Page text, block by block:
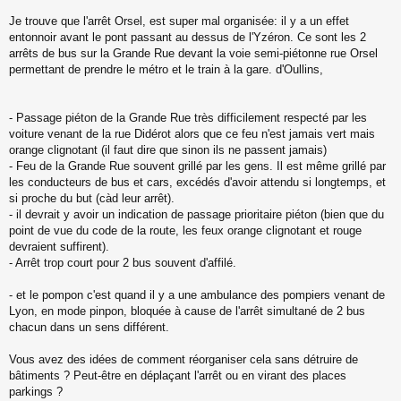
s
g
e
n
l
Je trouve que l'arrêt Orsel, est super mal organisée: il y a un effet
entonnoir avant le pont passant au dessus de l'Yzéron. Ce sont les 2
arrêts de bus sur la Grande Rue devant la voie semi-piétonne rue Orsel
permettant de prendre le métro et le train à la gare. d'Oullins,
- Passage piéton de la Grande Rue très difficilement respecté par les
voiture venant de la rue Didérot alors que ce feu n'est jamais vert mais
orange clignotant (il faut dire que sinon ils ne passent jamais)
- Feu de la Grande Rue souvent grillé par les gens. Il est même grillé par
les conducteurs de bus et cars, excédés d'avoir attendu si longtemps, et
si proche du but (càd leur arrêt).
- il devrait y avoir un indication de passage prioritaire piéton (bien que du
point de vue du code de la route, les feux orange clignotant et rouge
devraient suffirent).
- Arrêt trop court pour 2 bus souvent d'affilé.
- et le pompon c'est quand il y a une ambulance des pompiers venant de
Lyon, en mode pinpon, bloquée à cause de l'arrêt simultané de 2 bus
chacun dans un sens différent.
Vous avez des idées de comment réorganiser cela sans détruire de
bâtiments ? Peut-être en déplaçant l'arrêt ou en virant des places
parkings ?